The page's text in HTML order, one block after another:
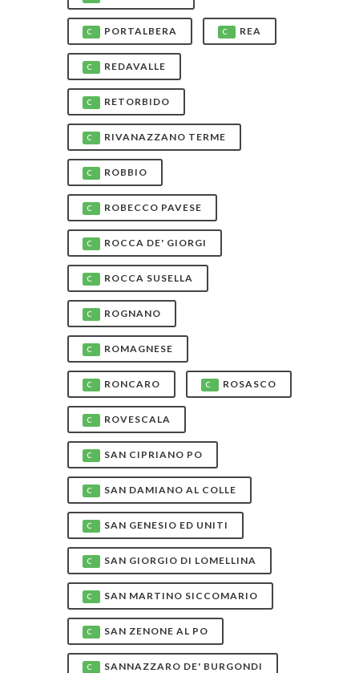
C PORTALBERA C REA
C REDAVALLE
C RETORBIDO
C RIVANAZZANO TERME
C ROBBIO
C ROBECCO PAVESE
C ROCCA DE' GIORGI
C ROCCA SUSELLA
C ROGNANO
C ROMAGNESE
C RONCARO C ROSASCO
C ROVESCALA
C SAN CIPRIANO PO
C SAN DAMIANO AL COLLE
C SAN GENESIO ED UNITI
C SAN GIORGIO DI LOMELLINA
C SAN MARTINO SICCOMARIO
C SAN ZENONE AL PO
C SANNAZZARO DE' BURGONDI